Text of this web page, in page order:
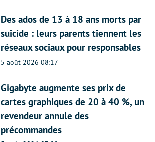
Des ados de 13 à 18 ans morts par
suicide : leurs parents tiennent les
réseaux sociaux pour responsables
5 août 2026 08:17
Gigabyte augmente ses prix de
cartes graphiques de 20 à 40 %, un
revendeur annule des
précommandes